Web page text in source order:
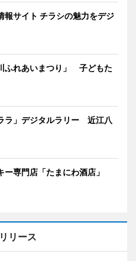
報サイト チラシの魅力をデジ
ふれあいまつり」 子どもた
ラ」デジタルラリー 近江八
ー専門店「たまにわ酒店」
リース